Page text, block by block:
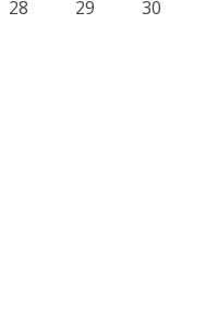
28 29
30